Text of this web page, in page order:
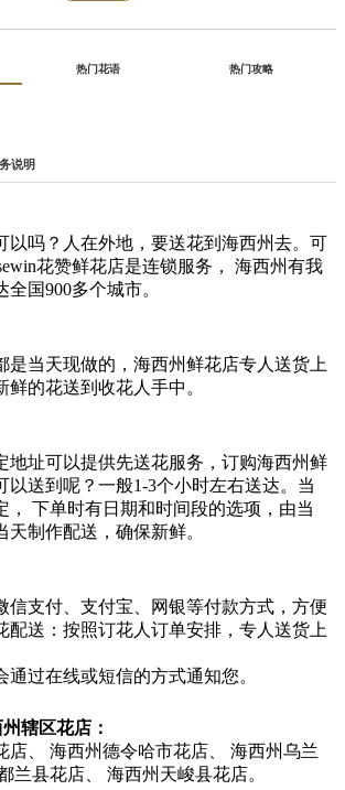
热门花语 热门攻略
说明
以吗？人在外地，要送花到海西州去。可
花赞鲜花店是连锁服务， 海西州有我
国900多个城市。
是当天现做的，海西州鲜花店专人送货上
鲜的花送到收花人手中。
地址可以提供先送花服务，订购海西州鲜
以送到呢？一般1-3个小时左右送达。当
， 下单时有日期和时间段的选项，由当
制作配送，确保新鲜。
信支付、支付宝、网银等付款方式，方便
配送：按照订花人订单安排，专人送货上
通过在线或短信的方式通知您。
辖区花店：
店、 海西州德令哈市花店、 海西州乌兰
兰县花店、 海西州天峻县花店。